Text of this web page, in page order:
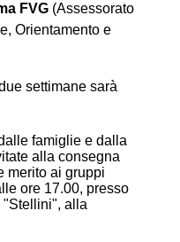
FVG (Assessorato
Orientamento e
settimane sarà
famiglie e dalla
alla consegna
merito ai gruppi
ore 17.00, presso
"Stellini", alla